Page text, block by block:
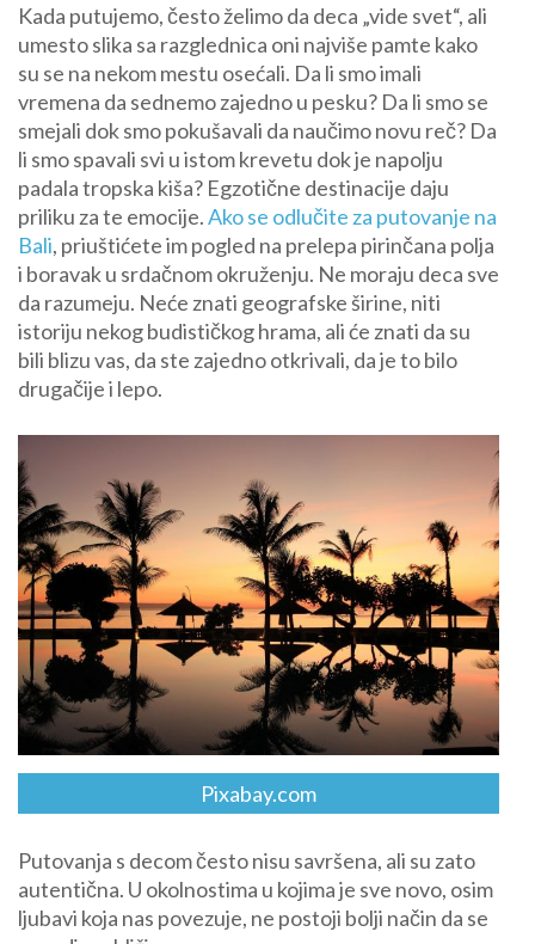
Kada putujemo, često želimo da deca „vide svet“, ali
umesto slika sa razglednica oni najviše pamte kako
su se na nekom mestu osećali. Da li smo imali
vremena da sednemo zajedno u pesku? Da li smo se
smejali dok smo pokušavali da naučimo novu reč? Da
li smo spavali svi u istom krevetu dok je napolju
padala tropska kiša? Egzotične destinacije daju
priliku za te emocije.Ako se odlučite za putovanje na
Bali, priuštićete im pogled na prelepa pirinčana polja
i boravak u srdačnom okruženju. Ne moraju deca sve
da razumeju. Neće znati geografske širine, niti
istoriju nekog budističkog hrama, ali će znati da su
bili blizu vas, da ste zajedno otkrivali, da je to bilo
drugačije i lepo.
Pixabay.com
Putovanja s decom često nisu savršena, ali su zato
autentična. U okolnostima u kojima je sve novo, osim
ljubavi koja nas povezuje, ne postoji bolji način da se